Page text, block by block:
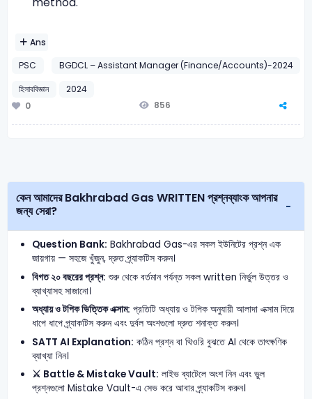
Ans
PSC
BGDCL – Assistant Manager (Finance/Accounts)-2024
হিসাববিজ্ঞান
2024
0
856
কেন আমাদের Bakhrabad Gas WRITTEN প্রশ্নব্যাংক আপনার
জন্য সেরা?
Question Bank: Bakhrabad Gas-এর সকল ইউনিটের প্রশ্ন এক
জায়গায় — সহজে খুঁজুন, দ্রুত প্র্যাকটিস করুন।
বিগত ২০ বছরের প্রশ্ন: শুরু থেকে বর্তমান পর্যন্ত সকল written নির্ভুল উত্তর ও
ব্যাখ্যাসহ সাজানো।
অধ্যায় ও টপিক ভিত্তিক এক্সাম: প্রতিটি অধ্যায় ও টপিক অনুযায়ী আলাদা এক্সাম দিয়ে
ধাপে ধাপে প্র্যাকটিস করুন এবং দুর্বল অংশগুলো দ্রুত শনাক্ত করুন।
SATT AI Explanation: কঠিন প্রশ্ন বা থিওরি বুঝতে AI থেকে তাৎক্ষণিক
ব্যাখ্যা নিন।
⚔️ Battle & Mistake Vault: লাইভ ব্যাটেলে অংশ নিন এবং ভুল
প্রশ্নগুলো Mistake Vault-এ সেভ করে আবার প্র্যাকটিস করুন।